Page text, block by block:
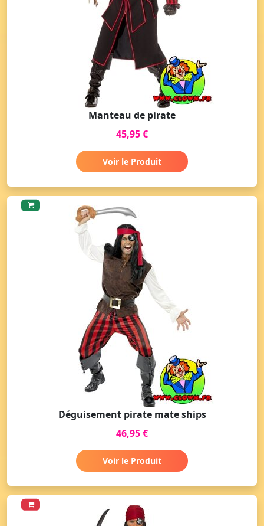
Manteau de pirate
45,95 €
Voir le Produit
Déguisement pirate mate ships
46,95 €
Voir le Produit